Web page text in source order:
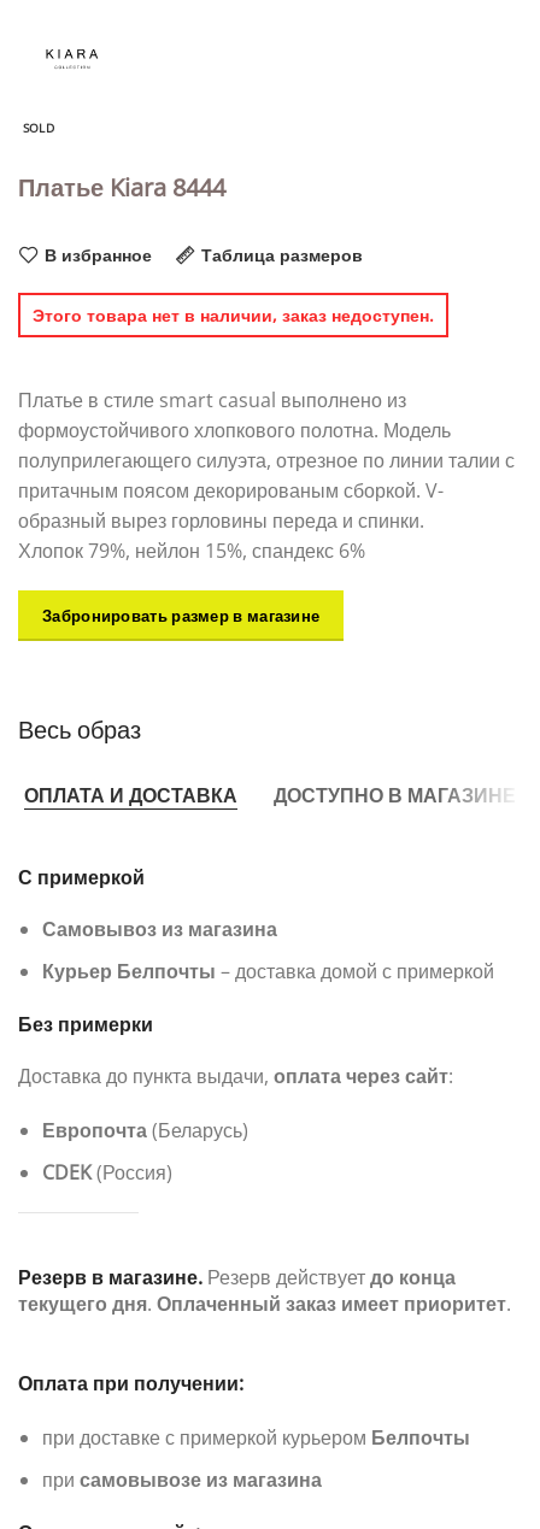
SOLD
Платье Kiara 8444
В избранное Таблица размеров
Этого товара нет в наличии, заказ недоступен.
Платье в стиле smart casual выполнено из
формоустойчивого хлопкового полотна. Модель
полуприлегающего силуэта, отрезное по линии талии с
притачным поясом декорированым сборкой. V-
образный вырез горловины переда и спинки.
Хлопок 79%, нейлон 15%, спандекс 6%
Забронировать размер в магазине
Весь образ
ОПЛАТА И ДОСТАВКА ДОСТУПНО В МАГАЗИНЕ
С примеркой
Самовывоз из магазина
Курьер Белпочты – доставка домой с примеркой
Без примерки
Доставка до пункта выдачи, оплата через сайт:
Европочта(Беларусь)
CDEK(Россия)
Резерв в магазине. Резерв действуетдо конца
текущего дня. Оплаченный заказ имеет приоритет.
Оплата при получении:
при доставке с примеркой курьером Белпочты
при самовывозе из магазина